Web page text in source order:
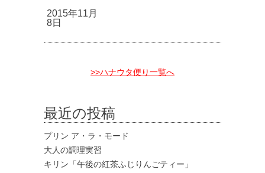
2015年11月
8日
>>ハナウタ便り一覧へ
最近の投稿
プリン ア・ラ・モード
大人の調理実習
キリン「午後の紅茶ふじりんごティー」